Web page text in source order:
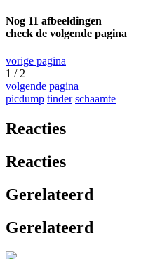
Nog 11 afbeeldingen
check de volgende pagina
vorige pagina
1 / 2
volgende pagina
picdump tinder schaamte
Reacties
Reacties
Gerelateerd
Gerelateerd